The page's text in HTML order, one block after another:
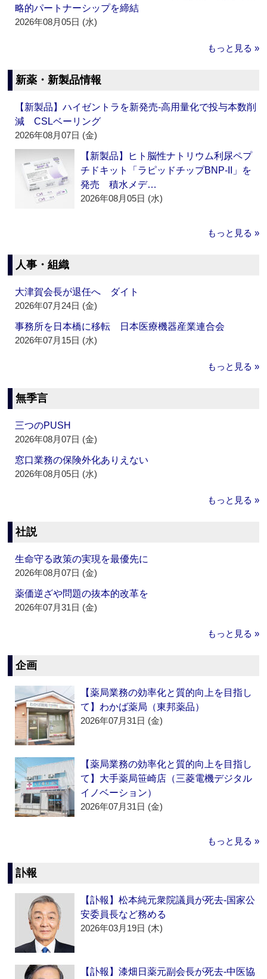
略的パートナーシップを締結
2026年08月05日 (水)
もっと見る »
新薬・新製品情報
【新製品】ハイゼントラを新発売‐高用量化で投与本数削
減 CSLベーリング
2026年08月07日 (金)
【新製品】ヒト脳性ナトリウム利尿ペプ
チドキット「ラピッドチップBNP-II」を
発売 積水メデ…
2026年08月05日 (水)
もっと見る »
人事・組織
大津賀会長が退任へ ダイト
2026年07月24日 (金)
事務所を日本橋に移転 日本医療機器産業連合会
2026年07月15日 (水)
もっと見る »
無季言
三つのPUSH
2026年08月07日 (金)
窓口業務の保険外化ありえない
2026年08月05日 (水)
もっと見る »
社説
生命守る政策の実現を最優先に
2026年08月07日 (金)
薬価逆ざや問題の抜本的改革を
2026年07月31日 (金)
もっと見る »
企画
【薬局業務の効率化と質的向上を目指し
て】わかば薬局（東邦薬品）
2026年07月31日 (金)
【薬局業務の効率化と質的向上を目指し
て】大手薬局笹崎店（三菱電機デジタル
イノベーション）
2026年07月31日 (金)
もっと見る »
訃報
【訃報】松本純元衆院議員が死去‐国家公
安委員長など務める
2026年03月19日 (木)
【訃報】漆畑日薬元副会長が死去‐中医協